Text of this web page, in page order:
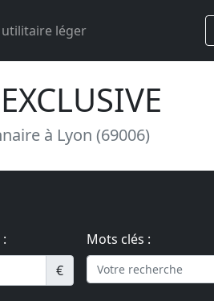
léger
à Lyon (69006)
€
Mots clés :